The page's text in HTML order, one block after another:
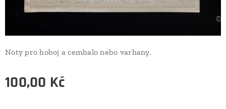
Noty pro hoboj a cembalo nebo varhany.
100,00 Kč